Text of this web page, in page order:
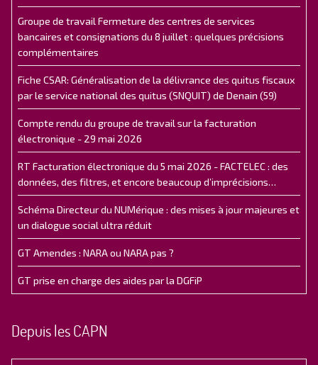
Groupe de travail Fermeture des centres de services
bancaires et consignations du 8 juillet : quelques précisions
complémentaires
Fiche CSAR: Généralisation de la délivrance des quitus fiscaux
par le service national des quitus (SNQUIT) de Denain (59)
Compte rendu du groupe de travail sur la facturation
électronique - 29 mai 2026
RT Facturation électronique du 5 mai 2026 - FACTELEC : des
données, des filtres, et encore beaucoup d’imprécisions…
Schéma Directeur du NUMérique : des mises à jour majeures et
un dialogue social ultra réduit
GT Amendes : NARA ou NARA pas ?
GT prise en charge des aides par la DGFiP
Depuis les CAPN